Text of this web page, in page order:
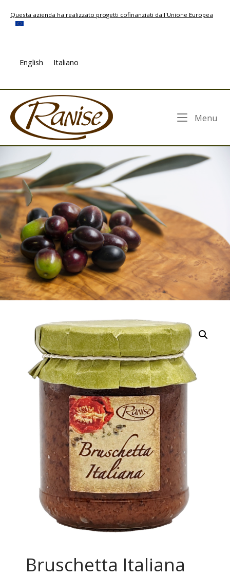
content
Questa azienda ha realizzato progetti cofinanziati dall'Unione Europea
English Italiano
Home
Menu
Bruschetta Italiana